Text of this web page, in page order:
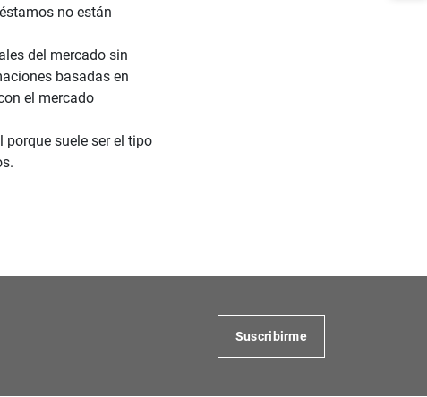
no están
del mercado sin
basadas en
el mercado
porque suele ser el tipo
Suscribirme